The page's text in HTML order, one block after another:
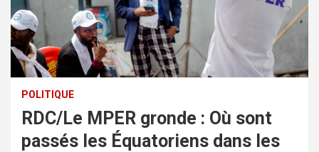
POLITIQUE
RDC/Le MPER gronde : Où sont
passés les Équatoriens dans les